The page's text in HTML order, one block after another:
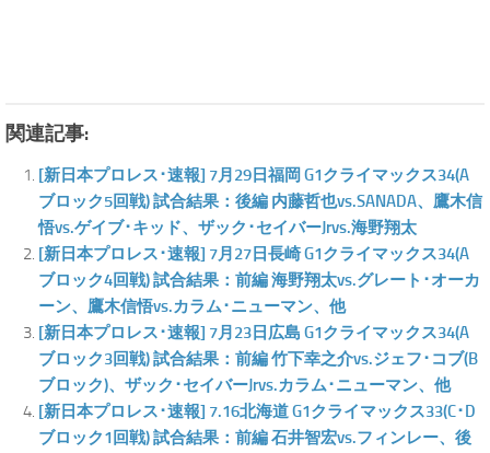
関連記事:
[新日本プロレス･速報] 7月29日福岡 G1クライマックス34(A
ブロック5回戦) 試合結果：後編 内藤哲也vs.SANADA、鷹木信
悟vs.ゲイブ･キッド、ザック･セイバーJrvs.海野翔太
[新日本プロレス･速報] 7月27日長崎 G1クライマックス34(A
ブロック4回戦) 試合結果：前編 海野翔太vs.グレート･オーカ
ーン、鷹木信悟vs.カラム･ニューマン、他
[新日本プロレス･速報] 7月23日広島 G1クライマックス34(A
ブロック3回戦) 試合結果：前編 竹下幸之介vs.ジェフ･コブ(B
ブロック)、ザック･セイバーJrvs.カラム･ニューマン、他
[新日本プロレス･速報] 7.16北海道 G1クライマックス33(C･D
ブロック1回戦) 試合結果：前編 石井智宏vs.フィンレー、後